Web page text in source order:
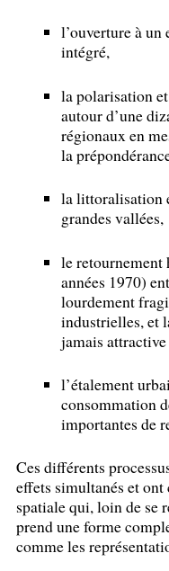
l’ouverture à un
intégré,
la polarisation
autour d’une
régionaux en
la
la littoralisation
grandes vallées,
le retournement
années 1970)
lourdement
industrielles, et
jamais
l’étalement
consommation
importantes de
Ces différents
effets simultanés et
spatiale qui, loin de se
prend une forme
comme les